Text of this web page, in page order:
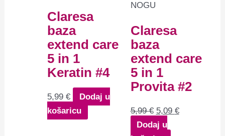
Claresa
baza
extend care
5 in 1
Keratin #4
5,99€
Dodaj u
košaricu
NOGU
Claresa
baza
extend care
5 in 1
Provita #2
5,99€ 5,09 €
Dodaj u